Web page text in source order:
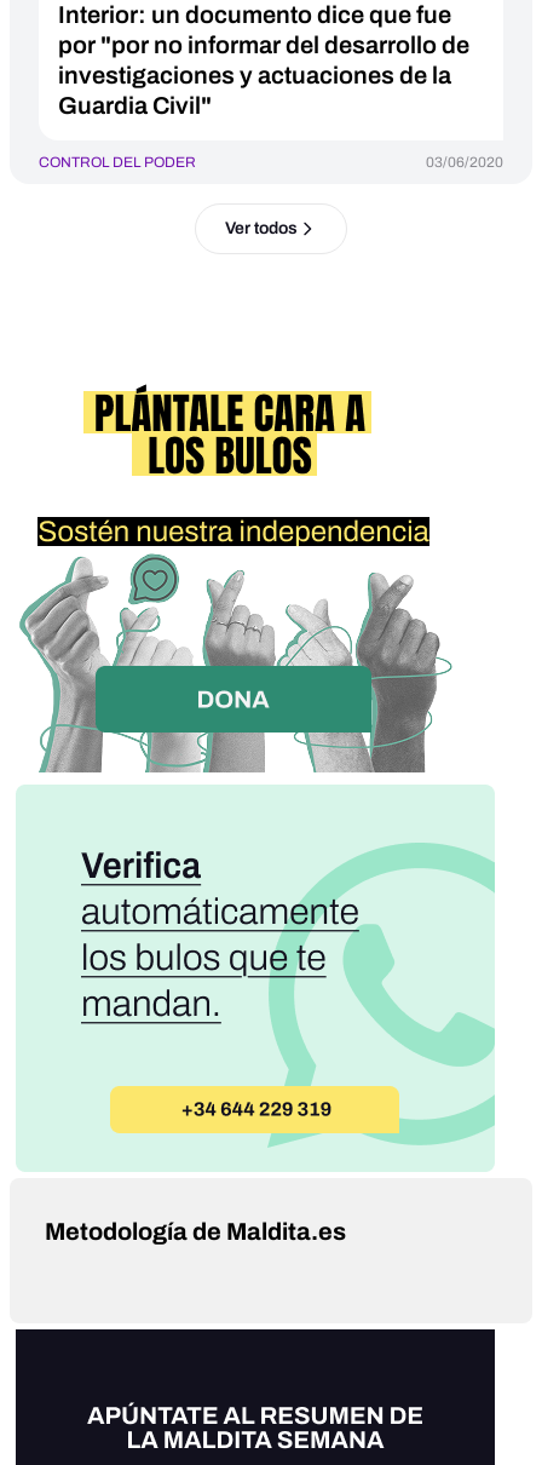
Interior: un documento dice que fue
por "por no informar del desarrollo de
investigaciones y actuaciones de la
Guardia Civil"
CONTROL DEL PODER 03/06/2020
Ver todos
Metodología de Maldita.es